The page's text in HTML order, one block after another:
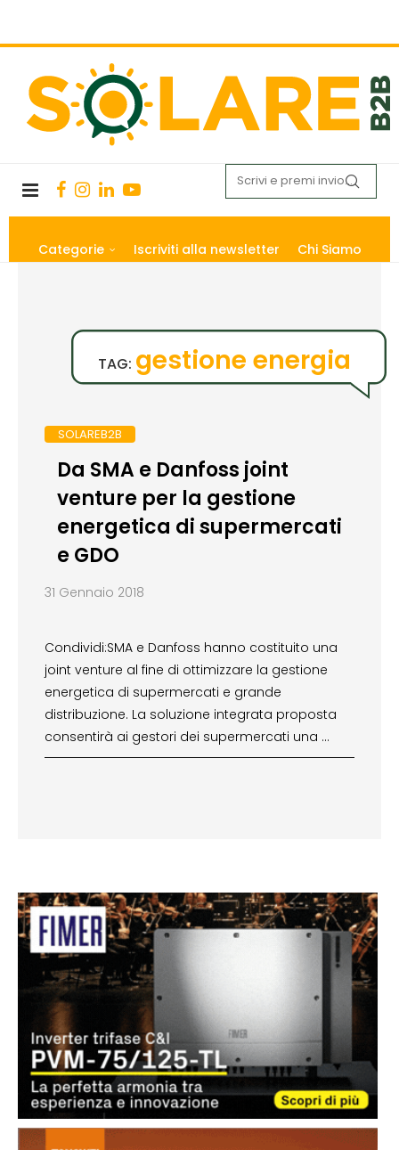
Categorie Iscriviti alla newsletter Chi Siamo
TAG: gestione energia
SOLAREB2B
Da SMA e Danfoss joint
venture per la gestione
energetica di supermercati
e GDO
31 Gennaio 2018
Condividi:SMA e Danfoss hanno costituito una
joint venture al fine di ottimizzare la gestione
energetica di supermercati e grande
distribuzione. La soluzione integrata proposta
consentirà ai gestori dei supermercati una …